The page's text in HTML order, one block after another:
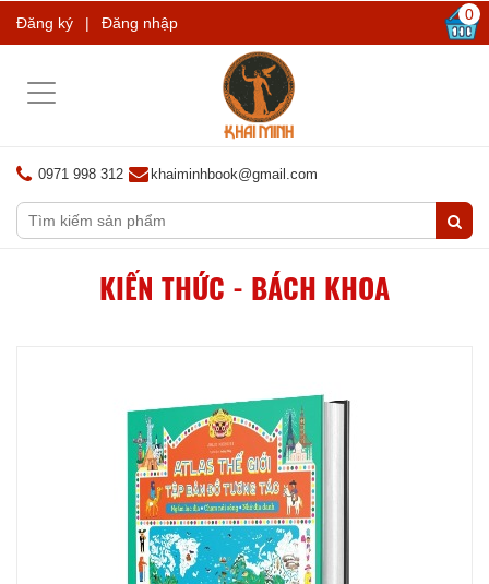
Đăng ký | Đăng nhập 0
Toggle
0971 998 312 khaiminhbook@gmail.com
KIẾN THỨC - BÁCH KHOA